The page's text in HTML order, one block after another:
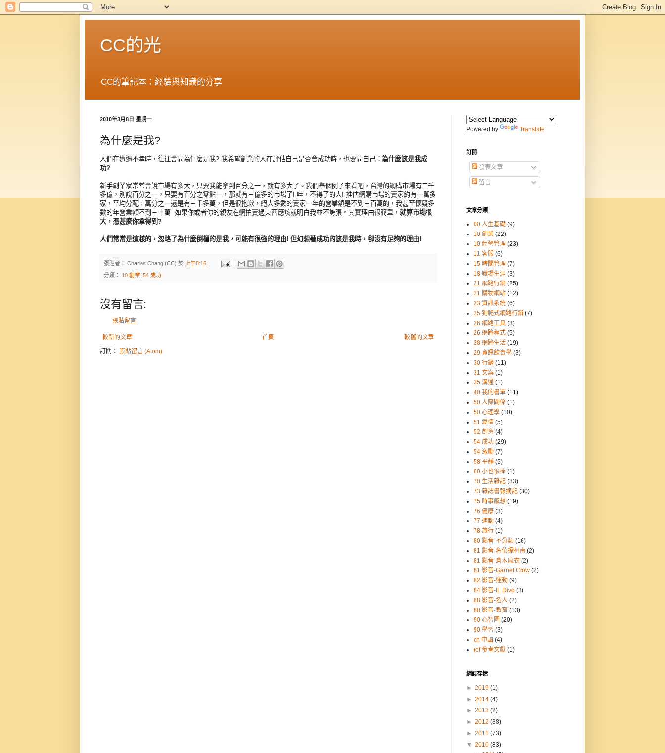
CC的光
CC的筆記本：經驗與知識的分享
2010年3月8日 星期一
為什麼是我?
人們在遭遇不幸時，往往會問為什麼是我? 我希望創業的人在評估自己是否會成功時，也要問自己： 為什麼該是我成
功?
新手創業家常常會說市場有多大，只要我能拿到百分之一，就有多大了。我們舉個例子來看吧，台灣的網購市場有三千
多億，別說百分之一，只要有百分之零點一，那就有三億多的市場了! 哇，不得了的大! 推估網購市場的賣家約有一萬多
家，平均分配，萬分之一還是有三千多萬，但是很抱歉，絕大多數的賣家一年的營業額是不到三百萬的，我甚至懷疑多
數的年營業額不到三十萬- 如果你或者你的親友在網拍賣過東西應該就明白我並不誇張。其實理由很簡單， 就算市場很
大，憑甚麼你拿得到?
人們常常是這樣的，忽略了為什麼倒楣的是我，可能有很強的理由! 但幻想著成功的該是我時，卻沒有足夠的理由!
張貼者： Charles Chang (CC) 於 上午8:16
分類： 10 創業, 54 成功
沒有留言:
張貼留言
較新的文章 較舊的文章
首頁
訂閱： 張貼留言 (Atom)
Powered by Translate
訂閱
發表文章
留言
文章分類
00 人生基礎 (9)
10 創業 (22)
10 經營管理 (23)
11 客服 (6)
15 時間管理 (7)
18 職場生涯 (3)
21 網路行銷 (25)
21 購物網站 (12)
23 資訊系統 (6)
25 狗爬式網路行銷 (7)
26 網路工具 (3)
26 網路程式 (5)
28 網路生活 (19)
29 資訊飲食學 (3)
30 行銷 (11)
31 文案 (1)
35 溝通 (1)
40 我的書單 (11)
50 人際關係 (1)
50 心理學 (10)
51 愛情 (5)
52 創意 (4)
54 成功 (29)
54 激勵 (7)
58 平靜 (5)
60 小也很棒 (1)
70 生活雜記 (33)
73 雜誌書報摘記 (30)
75 時事感想 (19)
76 健康 (3)
77 運動 (4)
78 旅行 (1)
80 影音-不分類 (16)
81 影音-名偵探柯南 (2)
81 影音-倉木麻衣 (2)
81 影音-Garnet Crow (2)
82 影音-運動 (9)
84 影音-IL Divo (3)
88 影音-名人 (2)
88 影音-教育 (13)
90 心智圖 (20)
90 學習 (3)
cn 中國 (4)
ref 參考文獻 (1)
網誌存檔
► 2019 (1)
► 2014 (4)
► 2013 (2)
► 2012 (38)
► 2011 (73)
▼ 2010 (83)